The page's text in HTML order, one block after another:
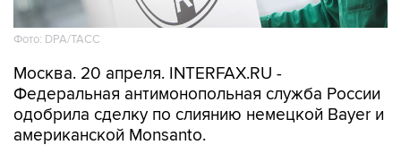
Фото: DPA/ТАСС
Москва. 20 апреля. INTERFAX.RU -
Федеральная антимонопольная служба России
одобрила сделку по слиянию немецкой Bayer и
американской Monsanto.